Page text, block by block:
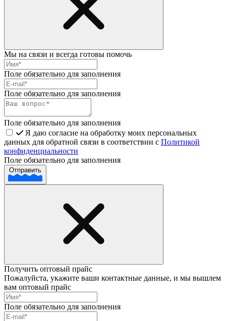
Мы на связи и всегда готовы помочь
Поле обязательно для заполнения
Поле обязательно для заполнения
Поле обязательно для заполнения
Я даю согласие на обработку моих персональных
данных для обратной связи в соответствии с Политикой
конфиденциальности
Поле обязательно для заполнения
Отправить
Получить оптовый прайс
Пожалуйста, укажите ваши контактные данные, и мы вышлем
вам оптовый прайс
Поле обязательно для заполнения